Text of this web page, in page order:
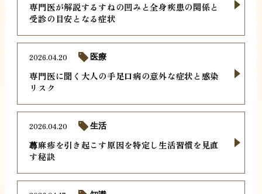
専門医が解説するすねの凹みと全身疾患の関係と
受診の目安となる症状
専門医に聞く大人の手足口病の意外な症状と感染
リスク
2026.04.20 医療
蕁麻疹を引き起こす原因を特定し生活習慣を見直
す秘訣
2026.04.20 生活